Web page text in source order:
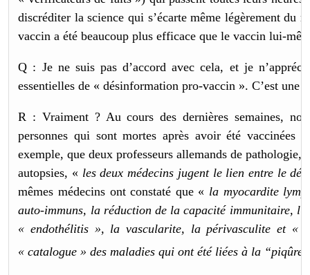
discréditer la science qui s’écarte même légèrement
vaccin a été beaucoup plus efficace que le vaccin lui-
Q : Je ne suis pas d’accord avec cela, et je
essentielles de « désinformation pro-vaccin ». C’est une
R : Vraiment ? Au cours des dernières semaines,
personnes qui sont mortes après avoir été vaccinées
exemple, que deux professeurs allemands de
autopsies, « les deux médecins jugent le lien entre le
mêmes médecins ont constaté que « la myocardite
auto-immuns, la réduction de la capacité immunitaire,
« endothélitis », la vascularite, la périvasculite et «
« catalogue » des maladies qui ont été liées à la “piqûre